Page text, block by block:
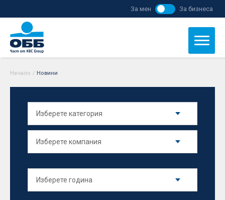
За мен За бизнеса
Начало / Новини